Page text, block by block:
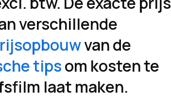
verschillende
van de
tipsom kosten te
laat maken.